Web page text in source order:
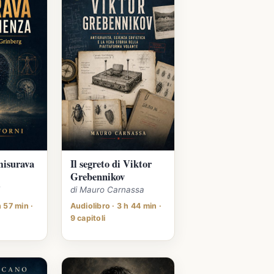
min ·
Il segreto di Viktor
Grebennikov
di Mauro Carnassa
Audiolibro · 3 h 44 min ·
9 capitoli